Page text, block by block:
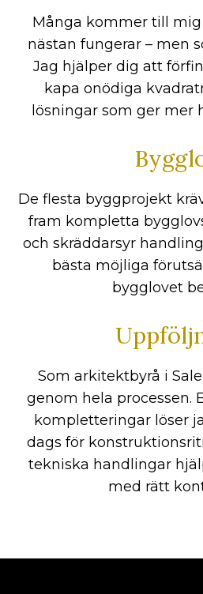
Många kommer till
nästan fungerar – men
Jag hjälper dig att
kapa onödiga
lösningar som ger mer
De flesta byggprojekt
fram kompletta
och skräddarsyr
bästa möjliga
bygglovet
Som arkitektbyrå i
genom hela processen.
kompletteringar löser
dags för
tekniska handlingar
med rätt